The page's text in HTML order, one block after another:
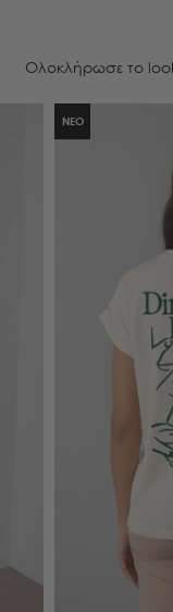
Ολοκλήρωσε το
ΝΕΟ